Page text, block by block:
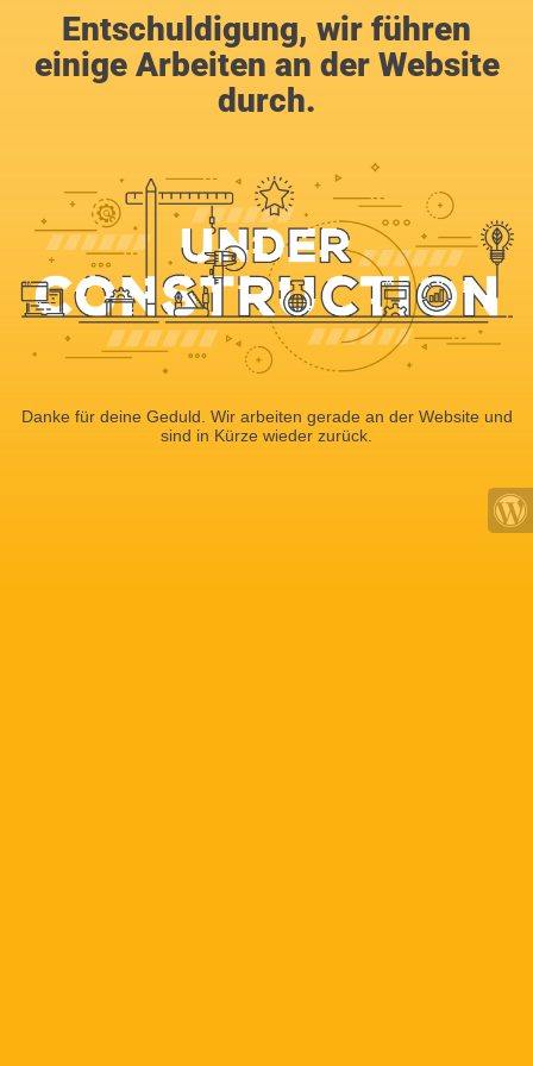
Entschuldigung, wir führen
einige Arbeiten an der Website
durch.
Danke für deine Geduld. Wir arbeiten gerade an der Website und
sind in Kürze wieder zurück.